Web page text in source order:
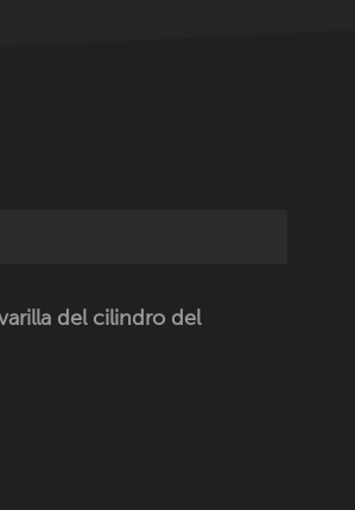
del cilindro del